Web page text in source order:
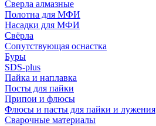
Сверла алмазные
Полотна для МФИ
Насадки для МФИ
Свёрла
Сопутствующая оснастка
Буры
SDS-plus
Пайка и наплавка
Посты для пайки
Припои и флюсы
Флюсы и пасты для пайки и лужения
Сварочные материалы